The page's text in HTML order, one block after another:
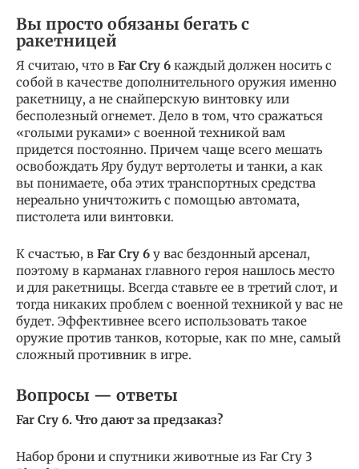
Вы просто обязаны бегать с
ракетницей
Я считаю, что в Far Cry 6 каждый должен носить с
собой в качестве дополнительного оружия именно
ракетницу, а не снайперскую винтовку или
бесполезный огнемет. Дело в том, что сражаться
«голыми руками» с военной техникой вам
придется постоянно. Причем чаще всего мешать
освобождать Яру будут вертолеты и танки, а как
вы понимаете, оба этих транспортных средства
нереально уничтожить с помощью автомата,
пистолета или винтовки.
К счастью, в Far Cry 6 у вас бездонный арсенал,
поэтому в карманах главного героя нашлось место
и для ракетницы. Всегда ставьте ее в третий слот, и
тогда никаких проблем с военной техникой у вас не
будет. Эффективнее всего использовать такое
оружие против танков, которые, как по мне, самый
сложный противник в игре.
Вопросы — ответы
Far Cry 6. Что дают за предзаказ?
Набор брони и спутники животные из Far Cry 3